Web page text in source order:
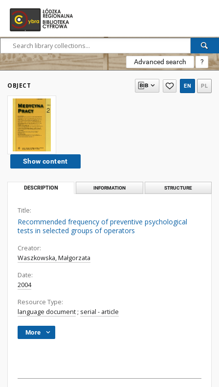
Advanced search ?
OBJECT EN PL
Show content
DESCRIPTION INFORMATION STRUCTURE
Title:
Recommended frequency of preventive psychological
tests in selected groups of operators
Creator:
Waszkowska, Małgorzata
Date:
2004
Resource Type:
language document ; serial - article
More